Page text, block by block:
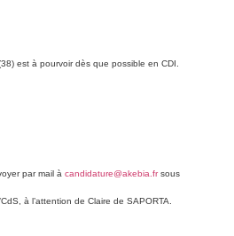
est à pourvoir dès que possible en CDI.
par mail à candidature@akebia.frsous
à l’attention de Claire de SAPORTA.